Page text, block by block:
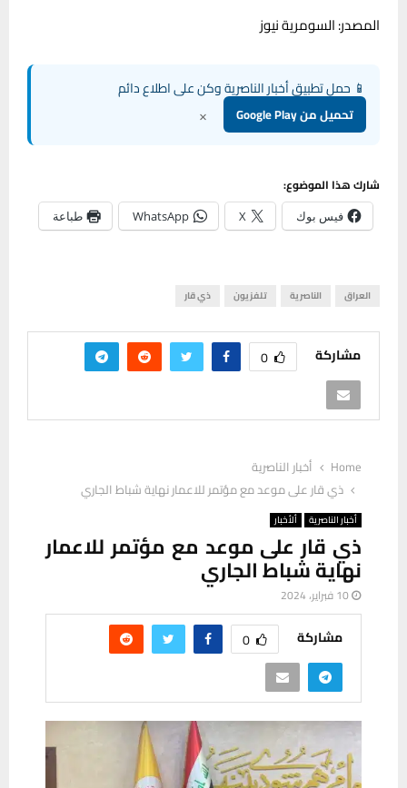
المصدر: السومرية نيوز
📱 حمل تطبيق أخبار الناصرية وكن على اطلاع دائم
تحميل من Google Play ×
شارك هذا الموضوع:
فيس بوك X
WhatsApp طباعة
العراق الناصرية تلفزيون ذي قار
مشاركة 0
Home
أخبار الناصرية
ذي قار على موعد مع مؤتمر للاعمار نهاية شباط الجاري
أخبار الناصرية ألأخبار
ذي قار على موعد مع مؤتمر للاعمار
نهاية شباط الجاري
10 فبراير، 2024
مشاركة 0